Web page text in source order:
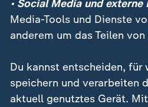
dürfte nun
für die Arbeit des
bei einer Unterbrechung
• Social Media und
Media-Tools und Dienste
anderem um das Teilen
Du kannst entscheiden, für
speichern und verarbeiten
aktuell genutztes Gerät.